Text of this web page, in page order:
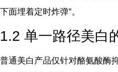
下面埋着定时炸弹”。
1.2 单一路径美白
普通美白产品仅针对酪氨酸酶